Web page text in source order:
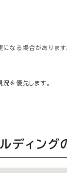
なる場合があります
を優先します。
ディング